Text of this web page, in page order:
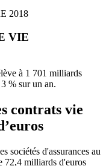
2018
VIE
à 1 701 milliards
% sur un an.
contrats vie
sociétés d'assurances au
72,4 milliards d'euros